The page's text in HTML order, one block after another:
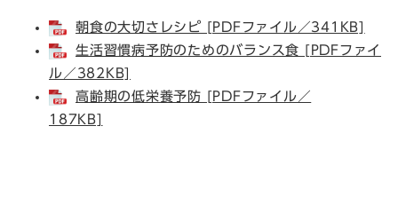
朝食の大切さレシピ [PDFファイル／341KB]
生活習慣病予防のためのバランス食 [PDFファイ
ル／382KB]
高齢期の低栄養予防 [PDFファイル／
187KB]